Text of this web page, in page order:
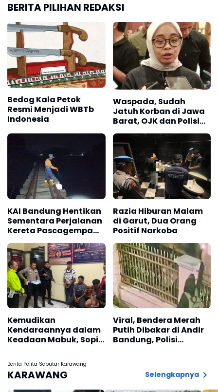
BERITA PILIHAN REDAKSI
Bedog Kala Petok
Resmi Menjadi WBTb
Indonesia
Waspada, Sudah
Jatuh Korban di Jawa
Barat, OJK dan Polisi
Ungkap Dugaan
Penipuan Modus Titip
Limit Paylater
KAI Bandung Hentikan
Sementara Perjalanan
Kereta Pascagempa
Razia Hiburan Malam
di Garut, Dua Orang
Positif Narkoba
Kemudikan
Kendaraannya dalam
Keadaan Mabuk, Sopir
Polisi
Viral, Bendera Merah
Putih Dibakar di Andir
Bandung, Polisi
Berita Pelita Seputar Karawang
KARAWANG Selengkapnya